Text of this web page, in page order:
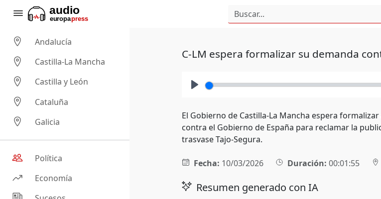
Andalucía
Castilla-La Mancha
Castilla y León
Cataluña
Galicia
Política
Economía
C-LM espera formalizar su demanda
El Gobierno de Castilla-La Mancha espera
contra el Gobierno de España para reclamar la
trasvase Tajo-Segura.
Fecha: 10/03/2026 Duración: 00:01:55
Resumen generado con IA